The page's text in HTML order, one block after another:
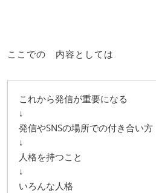
ここでの 内容としては
これから発信が重要になる
↓
発信やSNSの場所での付き合い方
↓
人格を持つこと
↓
いろんな人格